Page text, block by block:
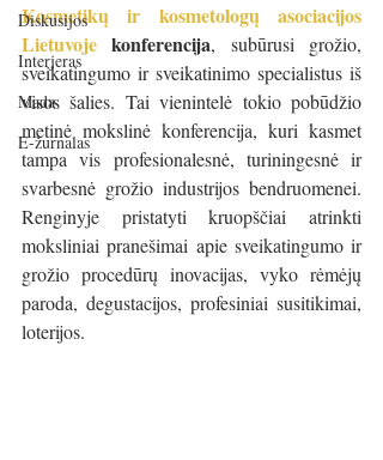
Diskusijos
Interjeras
Mada
E-žurnalas
Kosmetikų ir kosmetologų asociacijos
Lietuvoje konferencija, subūrusi grožio,
sveikatingumo ir sveikatinimo specialistus iš
visos šalies. Tai vienintelė tokio pobūdžio
metinė mokslinė konferencija, kuri kasmet
tampa vis profesionalesnė, turiningesnė ir
svarbesnė grožio industrijos bendruomenei.
Renginyje pristatyti kruopščiai atrinkti
moksliniai pranešimai apie sveikatingumo ir
grožio procedūrų inovacijas, vyko rėmėjų
paroda, degustacijos, profesiniai susitikimai,
loterijos.